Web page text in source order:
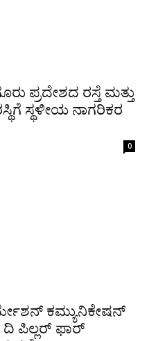
ಪ್ರದೇಶದ ರಸ್ತೆ ಮತ್ತು
ಸ್ಥಳೀಯ ನಾಗರಿಕರ
0
ಕಮ್ಯುನಿಕೇಷನ್
ದಿ ಪಿಲ್ಲರ್ ಫಾರ್